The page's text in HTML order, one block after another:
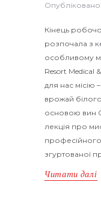
Опубліковано
Кінець
розпочала з
особливому
Resort Medical
для нас місію
врожай
основою вин
лекція про
професійного
згуртованої
Читати далі